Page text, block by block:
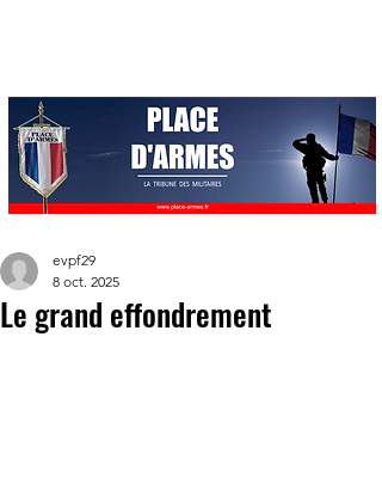
Le grand effondrement
evpf29
8 oct. 2025